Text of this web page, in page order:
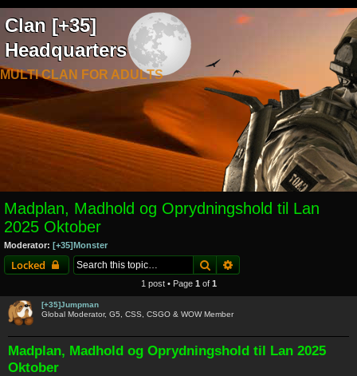
Clan [+35]
Headquarters
MULTI CLAN FOR ADULTS
Madplan, Madhold og Oprydningshold til Lan
2025 Oktober
Moderator: [+35]Monster
Locked Search
1 post • Page 1 of 1
[+35]Jumpman
Global Moderator, G5, CSS, CSGO & WOW Member
Madplan, Madhold og Oprydningshold til Lan 2025
Oktober